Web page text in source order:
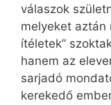
válaszok
melyeket aztán
ítéletek”
hanem az
sarjadó
kerekedő